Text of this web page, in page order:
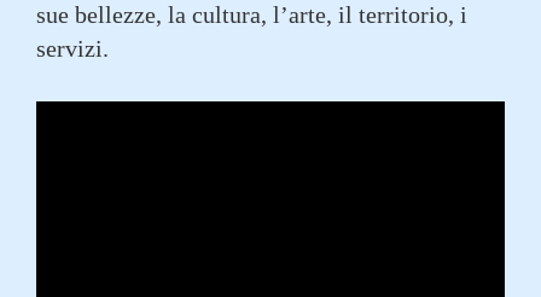
sue bellezze, la cultura, l’arte, il territorio, i
servizi.